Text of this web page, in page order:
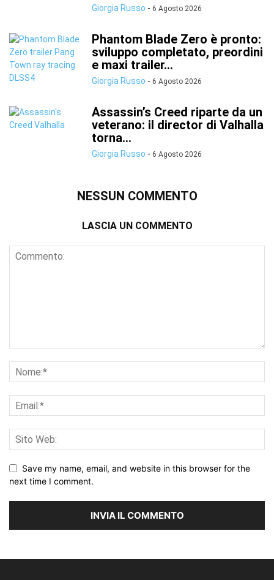
Giorgia Russo - 6 Agosto 2026
Phantom Blade Zero è pronto:
sviluppo completato, preordini
e maxi trailer...
Giorgia Russo - 6 Agosto 2026
Assassin’s Creed riparte da un
veterano: il director di Valhalla
torna...
Giorgia Russo - 6 Agosto 2026
NESSUN COMMENTO
LASCIA UN COMMENTO
Save my name, email, and website in this browser for the
next time I comment.